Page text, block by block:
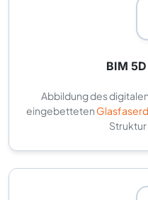
BIM
Abbildung des
eingebetteten
Struktur